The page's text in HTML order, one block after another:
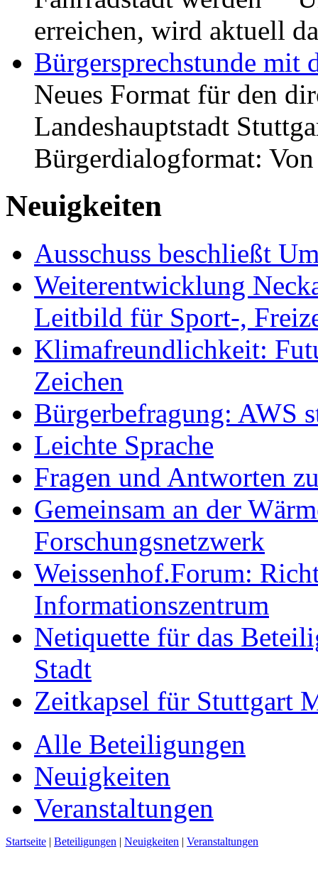
erreichen, wird aktuell
Bürgersprechstunde mit
Neues Format für den
Landeshauptstadt
Bürgerdialogformat:
Neuigkeiten
Ausschuss beschließt
Weiterentwicklung
Leitbild für Sport-,
Klimafreundlichkeit:
Zeichen
Bürgerbefragung: AWS
Leichte Sprache
Fragen und Antworten
Gemeinsam an der
Forschungsnetzwerk
Weissenhof.Forum:
Informationszentrum
Netiquette für das
Stadt
Zeitkapsel für Stuttgart
Alle Beteiligungen
Neuigkeiten
Veranstaltungen
Startseite | Beteiligungen | Neuigkeiten | Veranstaltungen